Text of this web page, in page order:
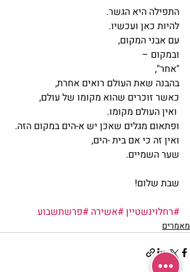
התפילה היא הגשר.
להיות כאן ועכשיו.
עם אבני המקום,
ובמקום –
"אחר",
בהבנה שאת העולם רואים אחרת,
כאשר זוכרים שהוא מקומו של עולם,
ופתאום מגלים שאכן יש א-הים במקום הזה.
ואין זה כי אם בית -הים,
שער השמיים.
שבת שלום!
#רחלוינשטיין#אשירה #פרשתשבוע
מאמרים